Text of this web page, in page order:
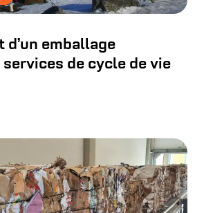
d’un emballage
de cycle de vie